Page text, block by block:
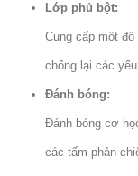
Lớp phủ bột:
Cung cấp một
chống lại các
Đánh bóng:
Đánh bóng cơ
các tấm phản